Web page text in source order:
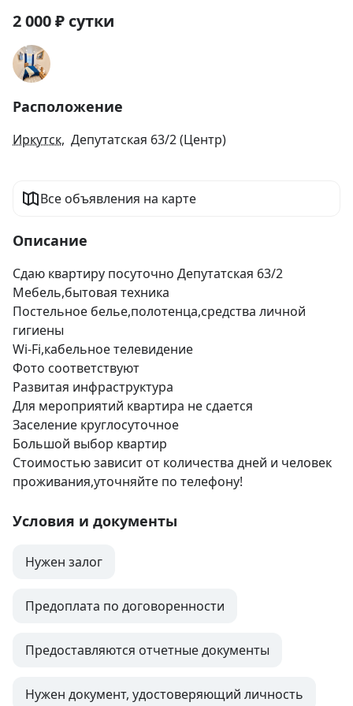
2 000₽ сутки
Расположение
Иркутск, Депутатская 63/2 (Центр)
Все объявления на карте
Описание
Сдаю квартиру посуточно Депутатская 63/2
Мебель,бытовая техника
Постельное белье,полотенца,средства личной
гигиены
Wi-Fi,кабельное телевидение
Фото соответствуют
Развитая инфраструктура
Для мероприятий квартира не сдается
Заселение круглосуточное
Большой выбор квартир
Стоимостью зависит от количества дней и человек
проживания,уточняйте по телефону!
Условия и документы
Нужен залог
Предоплата по договоренности
Предоставляются отчетные документы
Нужен документ, удостоверяющий личность